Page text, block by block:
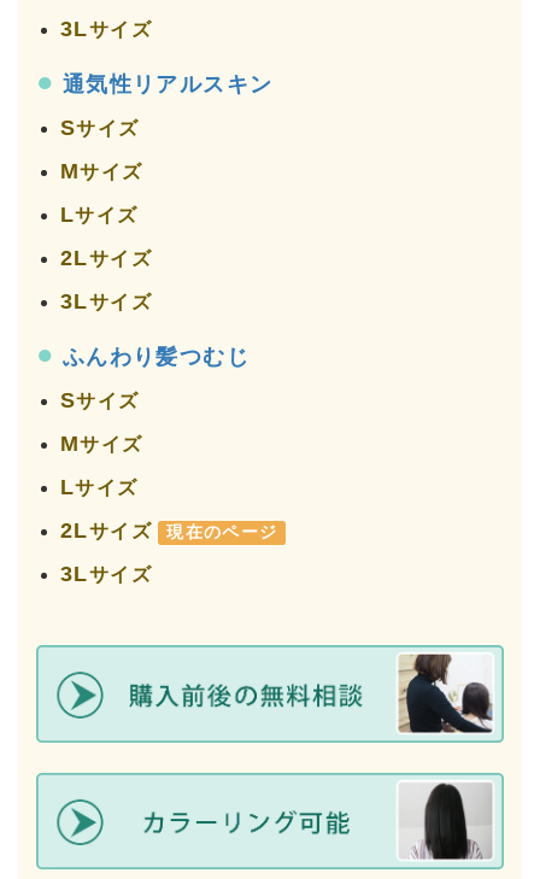
3Lサイズ
● 通気性リアルスキン
Sサイズ
Mサイズ
Lサイズ
2Lサイズ
3Lサイズ
● ふんわり髪つむじ
Sサイズ
Mサイズ
Lサイズ
2Lサイズ 現在のページ
3Lサイズ